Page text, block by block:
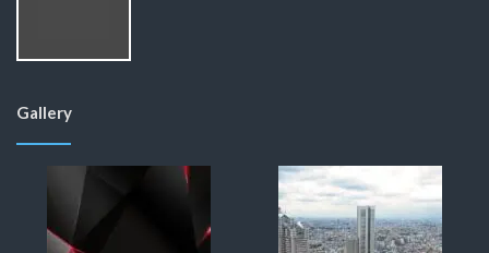
Gallery